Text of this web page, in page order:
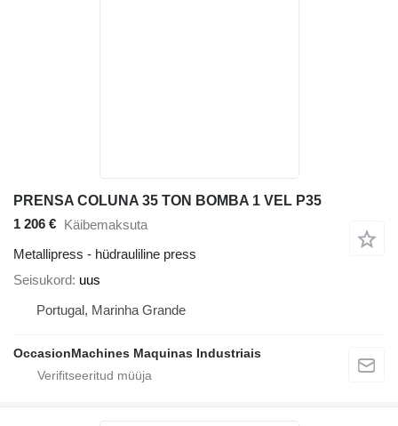
PRENSA COLUNA 35 TON BOMBA 1 VEL P35
1 206 € Käibemaksuta
Metallipress - hüdrauliline press
Seisukord uus
Portugal, Marinha Grande
OccasionMachines Maquinas Industriais